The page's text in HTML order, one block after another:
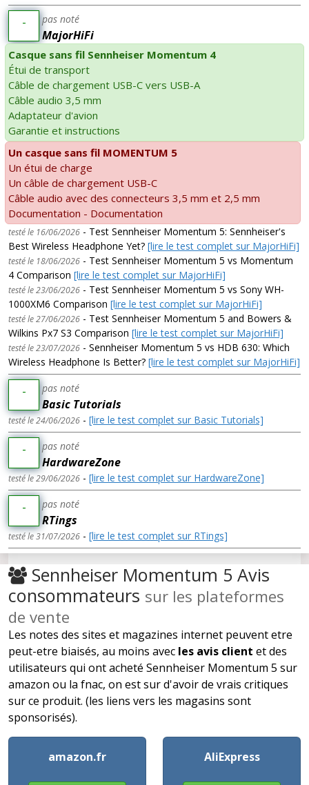
- pas noté
MajorHiFi
Casque sans fil Sennheiser Momentum 4
Étui de transport
Câble de chargement USB-C vers USB-A
Câble audio 3,5 mm
Adaptateur d'avion
Garantie et instructions
Un casque sans fil MOMENTUM 5
Un étui de charge
Un câble de chargement USB-C
Câble audio avec des connecteurs 3,5 mm et 2,5 mm
Documentation - Documentation
testé le 16/06/2026 - Test Sennheiser Momentum 5: Sennheiser's
Best Wireless Headphone Yet? [lire le test complet sur MajorHiFi]
testé le 18/06/2026 - Test Sennheiser Momentum 5 vs Momentum
4 Comparison [lire le test complet sur MajorHiFi]
testé le 23/06/2026 - Test Sennheiser Momentum 5 vs Sony WH-
1000XM6 Comparison [lire le test complet sur MajorHiFi]
testé le 27/06/2026 - Test Sennheiser Momentum 5 and Bowers &
Wilkins Px7 S3 Comparison [lire le test complet sur MajorHiFi]
testé le 23/07/2026 - Sennheiser Momentum 5 vs HDB 630: Which
Wireless Headphone Is Better? [lire le test complet sur MajorHiFi]
- pas noté
Basic Tutorials
testé le 24/06/2026 - [lire le test complet sur Basic Tutorials]
- pas noté
HardwareZone
testé le 29/06/2026 - [lire le test complet sur HardwareZone]
- pas noté
RTings
testé le 31/07/2026 - [lire le test complet sur RTings]
Sennheiser Momentum 5 Avis
consommateurs sur les plateformes
de vente
Les notes des sites et magazines internet peuvent etre
peut-etre biaisés, au moins avec les avis client et des
utilisateurs qui ont acheté Sennheiser Momentum 5 sur
amazon ou la fnac, on est sur d'avoir de vrais critiques
sur ce produit. (les liens vers les magasins sont
sponsorisés).
amazon.fr AliExpress